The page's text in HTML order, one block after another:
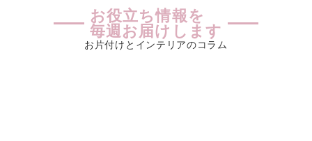
お役立ち情報を
毎週お届けします
お片付けとインテリアのコラム